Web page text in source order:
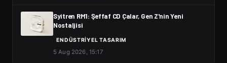
Syitren RM1: Şeffaf CD Çalar, Gen Z'nin Yeni
Nostaljisi
ENDÜSTRIYEL TASARIM
5 Aug 2026, 15:17